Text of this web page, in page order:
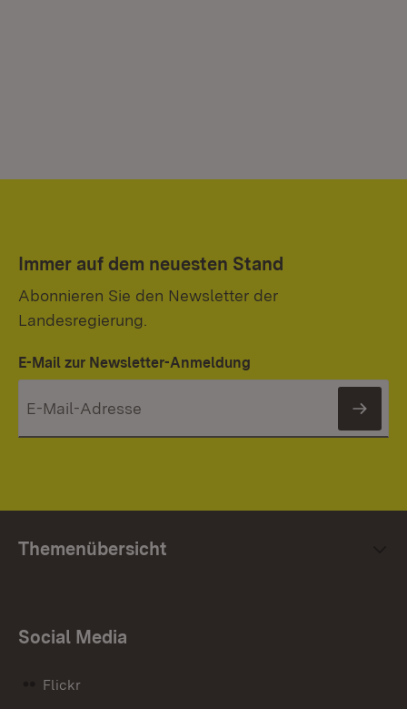
Immer auf dem neuesten Stand
Abonnieren Sie den Newsletter der
Landesregierung.
E-Mail zur Newsletter-Anmeldung
Themenübersicht
Social Media
Flickr